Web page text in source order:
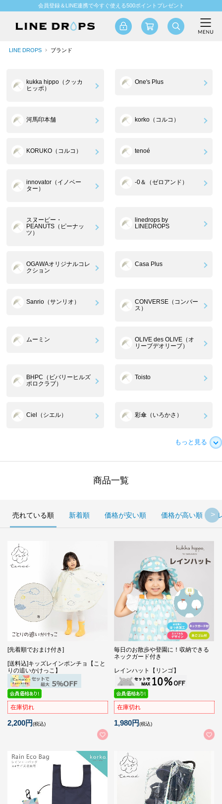
会員登録＆LINE連携で今すぐ使える500ポイントプレゼント
LINE DROPS ブランド
kukka hippo（クッカ
ヒッポ）
One's Plus
河馬印本舗 korko（コルコ）
KORUKO（コルコ） tenoé
innovator（イノベー
ター）
-0＆（ゼロアンド）
スヌーピー・
PEANUTS（ピーナッ
ツ）
linedrops by
LINEDROPS
OGAWAオリジナルコレ
クション
Casa Plus
Sanrio（サンリオ）
CONVERSE（コンバー
ス）
ムーミン
OLIVE des OLIVE（オ
リーブデオリーブ）
BHPC（ビバリーヒルズ
ポロクラブ）
Toisto
Ciel（シエル） 彩傘（いろかさ）
もっと見る
商品一覧
売れている順 新着順 価格が安い順 価格が高い順
[先着順でおまけ付き]
[送料込]キッズレインポンチョ【こと
りの追いかけっこ】
在庫切れ
2,200円(税込)
毎日のお散歩や登園に！収納できる
ネックガード付き
レインハット【リンゴ】
在庫切れ
1,980円(税込)